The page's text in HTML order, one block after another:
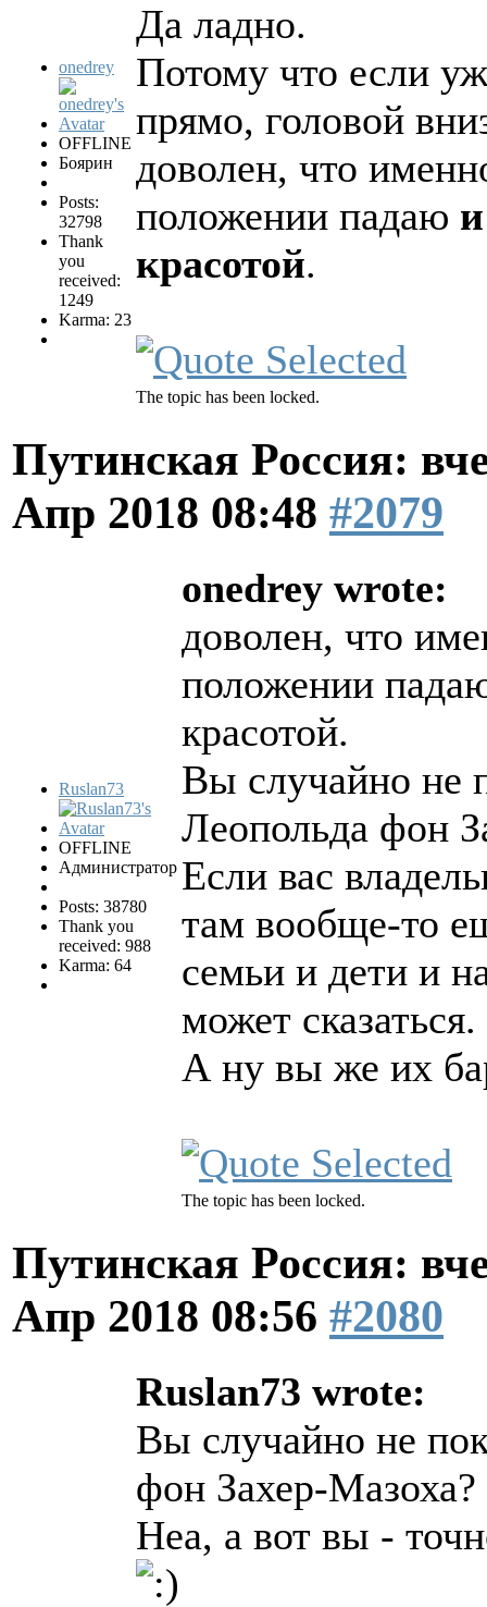
onedrey
OFFLINE
Боярин
Posts:
32798
Thank
you
received:
1249
Karma: 23
Да ладно.
Потому что если
прямо, головой
доволен, что
положении падаю
красотой.
The topic has been locked.
Путинская Россия:
Апр 2018 08:48 #2079
Ruslan73
OFFLINE
Администратор
Posts: 38780
Thank you
received: 988
Karma: 64
onedrey wrote:
доволен, что
положении
красотой.
Вы случайно не
Леопольда фон
Если вас
там вообще-то
семьи и дети и
может сказаться.
А ну вы же их
The topic has been locked.
Путинская Россия:
Апр 2018 08:56 #2080
Ruslan73 wrote:
Вы случайно не
фон Захер-Мазоха?
Неа, а вот вы -